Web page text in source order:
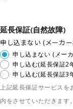
延長保証(自然故障)
申し込まない (メーカ
申し込まない (メー
申し込む(延長保証2
申し込む(延長保証3
上記延長保証サービスを
内をさせていただきます